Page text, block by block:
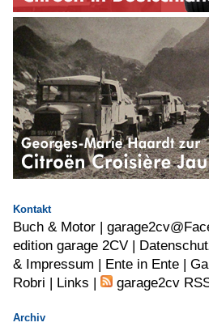
Kontakt
Buch & Motor|
edition garage 2CV |
& Impressum | Ente in Ente |
Robri | Links | garage2cv
Archiv